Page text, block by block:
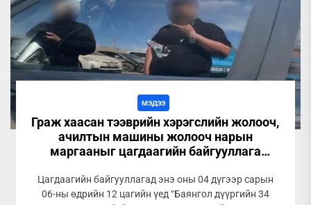
МЭДЭЭ
Граж хаасан тээврийн хэрэгслийн жолооч,
ачилтын машины жолооч нарын
маргааныг цагдаагийн байгууллага
Цагдаагийн байгууллагад энэ оны 04 дүгээр сарын
06-ны өдрийн 12 цагийн үед “Баянгол дүүргийн 34